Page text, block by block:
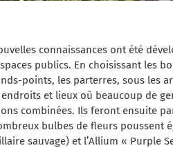
connaissances ont été
publics. En choisissant les
points, les parterres, sous les
et lieux où beaucoup de
combinées. Ils feront ensuite
bulbes de fleurs poussent
sauvage) et l’Allium « Purple